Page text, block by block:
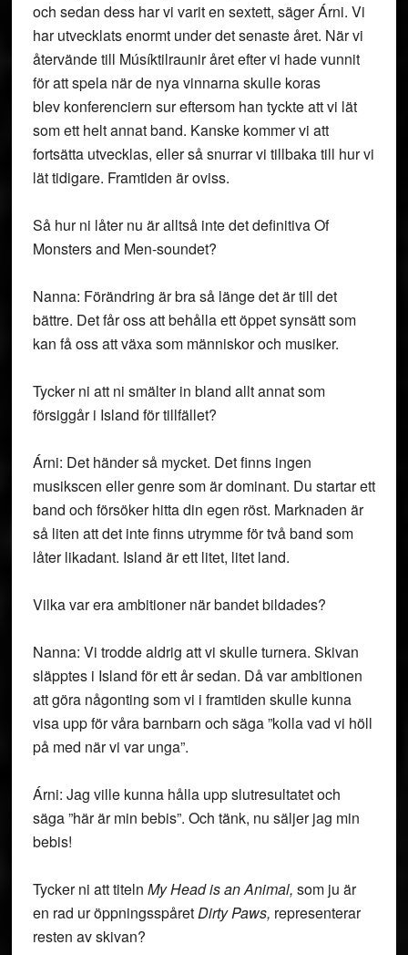
och sedan dess har vi varit en sextett, säger Árni. Vi
har utvecklats enormt under det senaste året. När vi
återvände till Músíktilraunir året efter vi hade vunnit
för att spela när de nya vinnarna skulle koras
blev konferenciern sur eftersom han tyckte att vi lät
som ett helt annat band. Kanske kommer vi att
fortsätta utvecklas, eller så snurrar vi tillbaka till hur vi
lät tidigare. Framtiden är oviss.
Så hur ni låter nu är alltså inte det definitiva Of
Monsters and Men-soundet?
Nanna: Förändring är bra så länge det är till det
bättre. Det får oss att behålla ett öppet synsätt som
kan få oss att växa som människor och musiker.
Tycker ni att ni smälter in bland allt annat som
försiggår i Island för tillfället?
Árni: Det händer så mycket. Det finns ingen
musikscen eller genre som är dominant. Du startar ett
band och försöker hitta din egen röst. Marknaden är
så liten att det inte finns utrymme för två band som
låter likadant. Island är ett litet, litet land.
Vilka var era ambitioner när bandet bildades?
Nanna: Vi trodde aldrig att vi skulle turnera. Skivan
släpptes i Island för ett år sedan. Då var ambitionen
att göra någonting som vi i framtiden skulle kunna
visa upp för våra barnbarn och säga ”kolla vad vi höll
på med när vi var unga”.
Árni: Jag ville kunna hålla upp slutresultatet och
säga ”här är min bebis”. Och tänk, nu säljer jag min
bebis!
Tycker ni att titeln My Head is an Animal, som ju är
en rad ur öppningsspåretDirty Paws, representerar
resten av skivan?